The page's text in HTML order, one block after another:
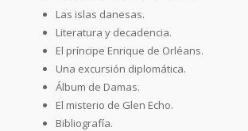
Las islas danesas.
Literatura y decadencia.
El príncipe Enrique de Orléans.
Una excursión diplomática.
Álbum de Damas.
El misterio de Glen Echo.
Bibliografía.